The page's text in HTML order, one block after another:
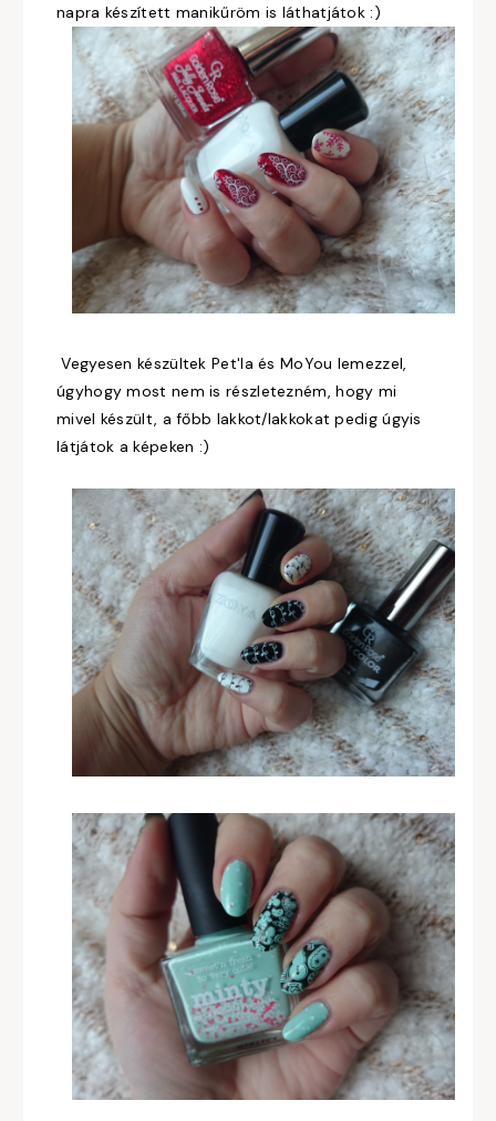
napra készített manikűröm is láthatjátok :)
Vegyesen készültek Pet'la és MoYou lemezzel,
úgyhogy most nem is részletezném, hogy mi
mivel készült, a főbb lakkot/lakkokat pedig úgyis
látjátok a képeken :)